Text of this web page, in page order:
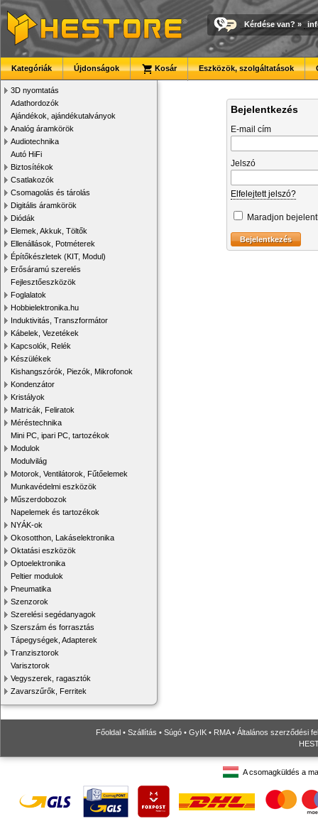
Kérdése van? »
Kategóriák Újdonságok Kosár Eszközök, szolgáltatások
3D nyomtatás
Adathordozók
Ajándékok, ajándékutalványok
Analóg áramkörök
Audiotechnika
Autó HiFi
Biztosítékok
Csatlakozók
Csomagolás és tárolás
Digitális áramkörök
Diódák
Elemek, Akkuk, Töltők
Ellenállások, Potméterek
Építőkészletek (KIT, Modul)
Erősáramú szerelés
Fejlesztőeszközök
Foglalatok
Hobbielektronika.hu
Induktivitás, Transzformátor
Kábelek, Vezetékek
Kapcsolók, Relék
Készülékek
Kishangszórók, Piezók, Mikrofonok
Kondenzátor
Kristályok
Matricák, Feliratok
Méréstechnika
Mini PC, ipari PC, tartozékok
Modulok
Modulvilág
Motorok, Ventilátorok, Fűtőelemek
Munkavédelmi eszközök
Műszerdobozok
Napelemek és tartozékok
NYÁK-ok
Okosotthon, Lakáselektronika
Oktatási eszközök
Optoelektronika
Peltier modulok
Pneumatika
Szenzorok
Szerelési segédanyagok
Szerszám és forrasztás
Tápegységek, Adapterek
Tranzisztorok
Varisztorok
Vegyszerek, ragasztók
Zavarszűrők, Ferritek
Bejelentkezés
E-mail cím
Jelszó
Elfelejtett jelszó?
Maradjon
Főoldal • Szállítás • Súgó • GyIK • RMA• Általános szerződési
A csomagküldés a